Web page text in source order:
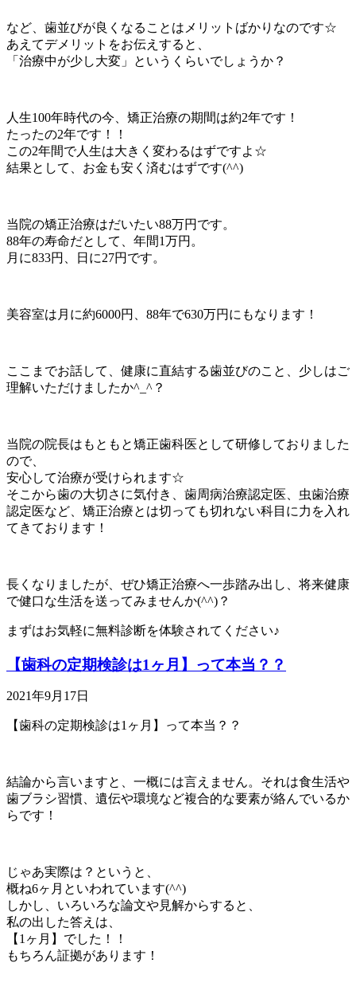
など、歯並びが良くなることはメリットばかりなのです☆
あえてデメリットをお伝えすると、
「治療中が少し大変」というくらいでしょうか？
人生100年時代の今、矯正治療の期間は約2年です！
たったの2年です！！
この2年間で人生は大きく変わるはずですよ☆
結果として、お金も安く済むはずです(^^)
当院の矯正治療はだいたい88万円です。
88年の寿命だとして、年間1万円。
月に833円、日に27円です。
美容室は月に約6000円、88年で630万円にもなります！
ここまでお話して、健康に直結する歯並びのこと、少しはご
理解いただけましたか^_^？
当院の院長はもともと矯正歯科医として研修しておりました
ので、
安心して治療が受けられます☆
そこから歯の大切さに気付き、歯周病治療認定医、虫歯治療
認定医など、矯正治療とは切っても切れない科目に力を入れ
てきております！
長くなりましたが、ぜひ矯正治療へ一歩踏み出し、将来健康
で健口な生活を送ってみませんか(^^)？
まずはお気軽に無料診断を体験されてください♪
【歯科の定期検診は1ヶ月】って本当？？
2021年9月17日
【歯科の定期検診は1ヶ月】って本当？？
結論から言いますと、一概には言えません。それは食生活や
歯ブラシ習慣、遺伝や環境など複合的な要素が絡んでいるか
らです！
じゃあ実際は？というと、
概ね6ヶ月といわれています(^^)
しかし、いろいろな論文や見解からすると、
私の出した答えは、
【1ヶ月】でした！！
もちろん証拠があります！